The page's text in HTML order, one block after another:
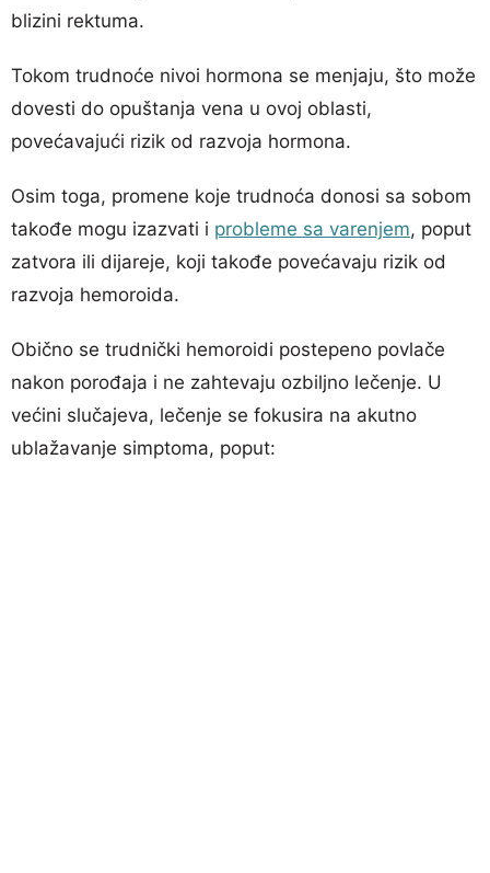
blizini rektuma.
Tokom trudnoće nivoi hormona se menjaju, što može
dovesti do opuštanja vena u ovoj oblasti,
povećavajući rizik od razvoja hormona.
Osim toga, promene koje trudnoća donosi sa sobom
takođe mogu izazvati i probleme sa varenjem, poput
zatvora ili dijareje, koji takođe povećavaju rizik od
razvoja hemoroida.
Obično se trudnički hemoroidi postepeno povlače
nakon porođaja i ne zahtevaju ozbiljno lečenje. U
većini slučajeva, lečenje se fokusira na akutno
ublažavanje simptoma, poput: